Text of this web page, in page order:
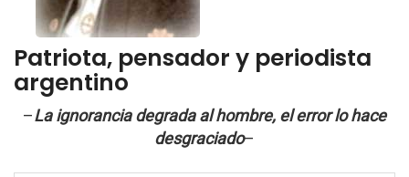
Patriota, pensador y periodista
argentino
–La ignorancia degrada al hombre, el error lo hace
desgraciado–